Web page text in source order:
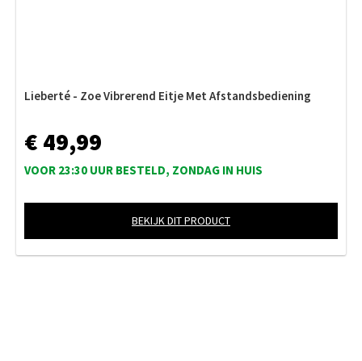
Lieberté - Zoe Vibrerend Eitje Met Afstandsbediening
€ 49,99
VOOR 23:30 UUR BESTELD, ZONDAG IN HUIS
BEKIJK DIT PRODUCT